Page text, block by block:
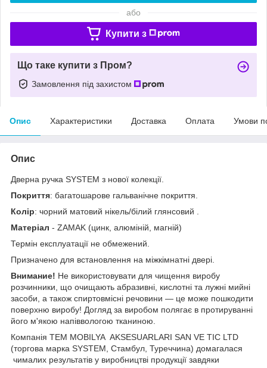
або
Купити з
Що таке купити з Пром?
Замовлення під захистом
Опис Характеристики Доставка Оплата Умови
Опис
Дверна ручка SYSTEM з нової колекції.
Покриття: багатошарове гальванічне покриття.
Колір: чорний матовий нікель/білий глянсовий .
Матеріал - ZAMAK (цинк, алюміній, магній)
Термін експлуатації не обмежений.
Призначено для встановлення на міжкімнатні двері.
Внимание! Не використовувати для чищення виробу
розчинники, що очищають абразивні, кислотні та лужні мийні
засоби, а також спиртовмісні речовини — це може пошкодити
поверхню виробу! Догляд за виробом полягає в протируванні
його м'якою напіввологою тканиною.
Компанія TEM MOBILYA AKSESUARLARI SAN VE TIC LTD
(торгова марка SYSTEM, Стамбул, Туреччина) домагалася
чималих результатів у виробництві продукції завдяки